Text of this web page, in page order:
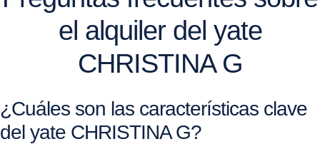
el alquiler del yate
CHRISTINA G
¿Cuáles son las características clave
del yate CHRISTINA G?